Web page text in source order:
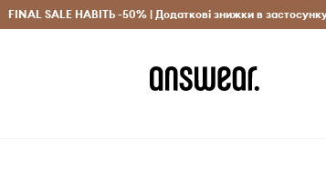
Лише оригінальні товари
FINAL SALE НАВІТЬ -50% | Додаткові знижки в